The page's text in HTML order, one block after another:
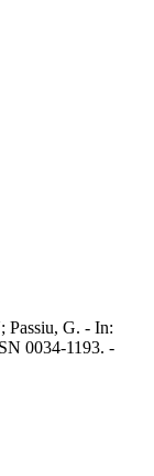
Passiu, G. - In:
0034-1193. -